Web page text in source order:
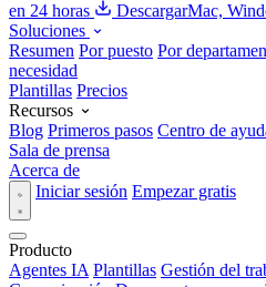
en 24 horas
DescargarMac,
Soluciones
Resumen Por puesto Por
necesidad
Plantillas Precios
Recursos
Blog Primeros pasos Centro de
Sala de prensa
Acerca de
Iniciar sesión Empezar gratis
Producto
Agentes IA Plantillas Gestión del